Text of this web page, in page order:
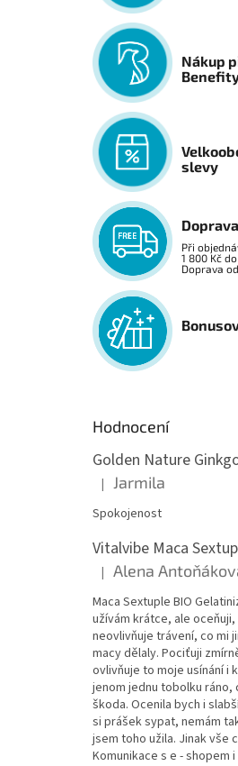
Nákup
slevy
Při
1 800 Kč
Doprava
Hodnocení
Hodnocení produktu je 5 z
| Jarmila
Spokojenost
Hodnocení produktu je 5 z
| Alena
Maca Sextuple BIO
užívám krátce, ale oceňuji,
neovlivňuje trávení, co mi
macy dělaly. Pociťuji
ovlivňuje to moje usínání i
jenom jednu tobolku ráno,
škoda. Ocenila bych i
si prášek sypat, nemám
jsem toho užila. Jinak vše
Komunikace s e - shopem